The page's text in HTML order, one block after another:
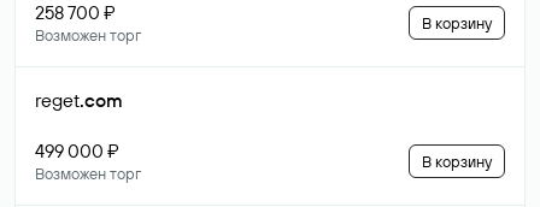
258 700 ₽
Возможен торг
В корзину
reget.com
499 000 ₽
Возможен торг
В корзину